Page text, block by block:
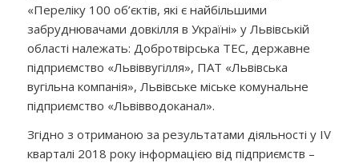
«Переліку 100 об’єктів, які є найбільшими
забруднювачами довкілля в Україні» у Львівській
області належать: Добротвірська ТЕС, державне
підприємство «Львіввугілля», ПАТ «Львівська
вугільна компанія», Львівське міське комунальне
підприємство «Львівводоканал».
Згідно з отриманою за результатами діяльності у IV
кварталі 2018 року інформацією від підприємств –